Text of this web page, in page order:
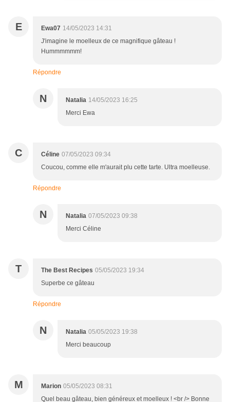
E Ewa07 14/05/2023 14:31
J'imagine le moelleux de ce magnifique gâteau !
Hummmmmm!
Répondre
N Natalia 14/05/2023 16:25
Merci Ewa
C Céline 07/05/2023 09:34
Coucou, comme elle m'aurait plu cette tarte. Ultra moelleuse.
Répondre
N Natalia 07/05/2023 09:38
Merci Céline
T The Best Recipes 05/05/2023 19:34
Superbe ce gâteau
Répondre
N Natalia 05/05/2023 19:38
Merci beaucoup
M Marion 05/05/2023 08:31
Quel beau gâteau, bien généreux et moelleux ! <br /> Bonne